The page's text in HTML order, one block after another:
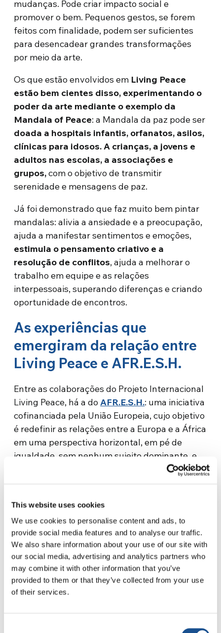
This website uses cookies
We use cookies to personalise content and ads, to
provide social media features and to analyse our traffic.
We also share information about your use of our site with
our social media, advertising and analytics partners who
may combine it with other information that you’ve
provided to them or that they’ve collected from your use
of their services.
mudanças. Pode criar impacto social e
promover o bem. Pequenos gestos, se forem
feitos com finalidade, podem ser suficientes
para desencadear grandes transformações
por meio da arte.
Os que estão envolvidos em Living Peace
estão bem cientes disso, experimentando o
poder da arte mediante o exemplo da
Mandala of Peace: a Mandala da paz pode ser
doada a hospitais infantis, orfanatos, asilos,
clínicas para idosos. A crianças, a jovens e
adultos nas escolas, a associações e
grupos,com o objetivo de transmitir
serenidade e mensagens de paz.
Já foi demonstrado que faz muito bem pintar
mandalas: alivia a ansiedade e a preocupação,
ajuda a manifestar sentimentos e emoções,
estimula o pensamento criativo e a
resolução de conflitos, ajuda a melhorar o
trabalho em equipe e as relações
interpessoais, superando diferenças e criando
oportunidade de encontros.
As experiências que
emergiram da relação entre
Living Peace e AFR.E.S.H.
Entre as colaborações do Projeto Internacional
Living Peace, há a doAFR.E.S.H.: uma iniciativa
cofinanciada pela União Europeia, cujo objetivo
é redefinir as relações entre a Europa e a África
em uma perspectiva horizontal, em pé de
igualdade, sem nenhum sujeito dominante, e
não mais vertical, como era, segundo com o
Para AFR.E.S.H. é necessário que a Europa e a
África trabalhem juntas para enfrentar os
desafios globais do presente e do futuro:
migração, mudanças climáticas,
desigualdades, conflitos. Daí, uma grande
atenção ao conceito de intercâmbio e de
colaboração cultural entre os dois continentes.